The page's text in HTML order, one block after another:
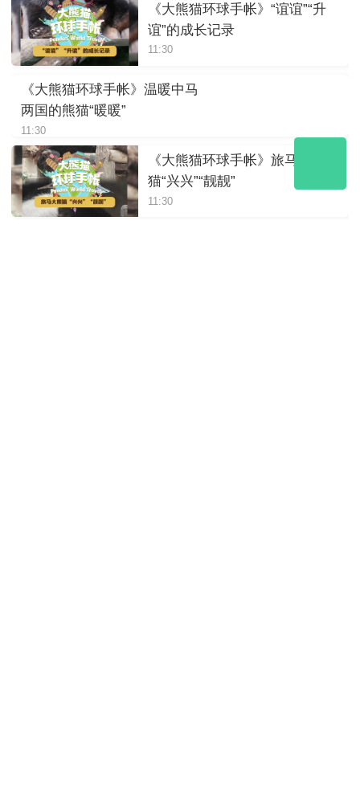
《大熊猫环球手帐》“谊谊”“升
谊”的成长记录
11:30
《大熊猫环球手帐》温暖中马
两国的熊猫“暖暖”
11:30
《大熊猫环球手帐》旅马大熊
猫“兴兴”“靓靓”
11:30